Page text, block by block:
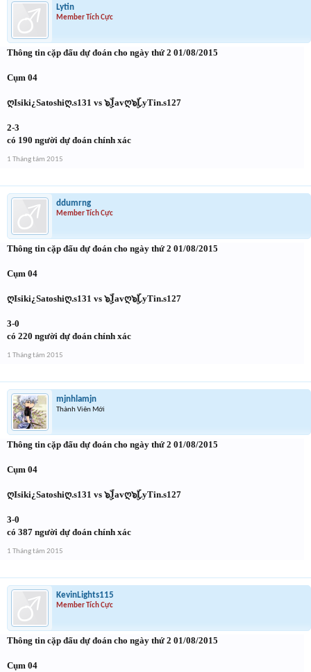
Lytin
Member Tích Cực
Thông tin cặp đấu dự đoán cho ngày thứ 2 01/08/2015
Cụm 04
ღIsiki¿Satoshiღ.s131 vs ๖ۣۜJavღ๖ۣۜLyTin.s127
2-3
có 190 người dự đoán chính xác
1 Tháng tám 2015
ddumrng
Member Tích Cực
Thông tin cặp đấu dự đoán cho ngày thứ 2 01/08/2015
Cụm 04
ღIsiki¿Satoshiღ.s131 vs ๖ۣۜJavღ๖ۣۜLyTin.s127
3-0
có 220 người dự đoán chính xác
1 Tháng tám 2015
mjnhlamjn
Thành Viên Mới
Thông tin cặp đấu dự đoán cho ngày thứ 2 01/08/2015
Cụm 04
ღIsiki¿Satoshiღ.s131 vs ๖ۣۜJavღ๖ۣۜLyTin.s127
3-0
có 387 người dự đoán chính xác
1 Tháng tám 2015
KevinLights115
Member Tích Cực
Thông tin cặp đấu dự đoán cho ngày thứ 2 01/08/2015
Cụm 04